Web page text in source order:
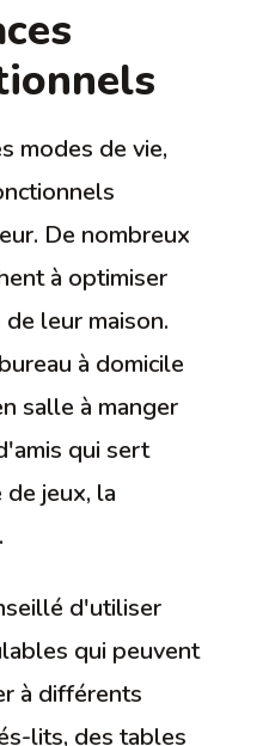
modes de vie,
De nombreux
à optimiser
leur maison.
à domicile
salle à manger
qui sert
jeux, la
d'utiliser
qui peuvent
à différents
lits, des tables